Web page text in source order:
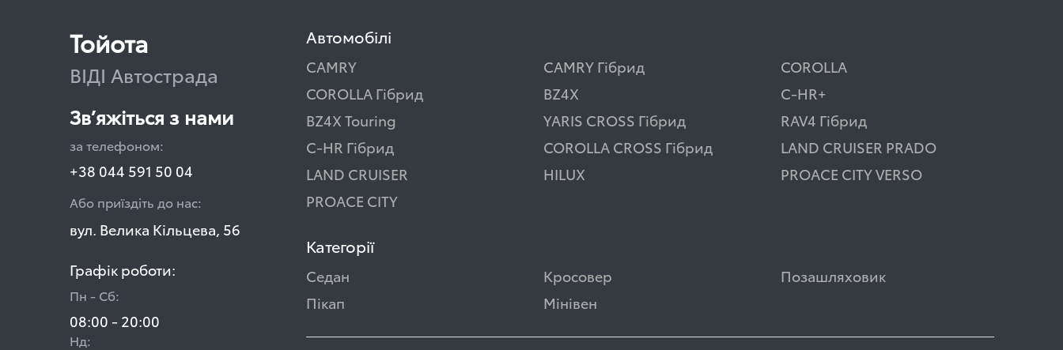
Тойота
ВІДІ Автострада
Зв’яжіться з нами
за телефоном:
+38 044 591 50 04
Або приїздіть до нас:
вул. Велика Кільцева, 56
Графік роботи:
Пн - Сб:
08:00 - 20:00
Нд:
Автомобілі
CAMRY CAMRY Гібрид
COROLLA
COROLLA Гібрид
BZ4X
C-HR+
BZ4X Touring
YARIS CROSS Гібрид
RAV4 Гібрид
C-HR Гібрид
COROLLA CROSS Гібрид
LAND CRUISER PRADO
LAND CRUISER
HILUX
PROACE CITY VERSO
PROACE CITY
Категорії
Седан Кросовер
Позашляховик
Пікап
Мінівен